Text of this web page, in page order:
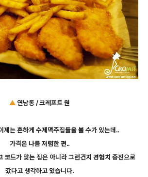
▲ 연남동 / 크레프트 원
제는 흔하게 수제맥주집들을 볼 수가 있는데..
가격은 나름 저렴한 편..
코드가 맞는 집은 아니라 그런건지 경험치 증진으로
갔다고 생각하고 있습니다.